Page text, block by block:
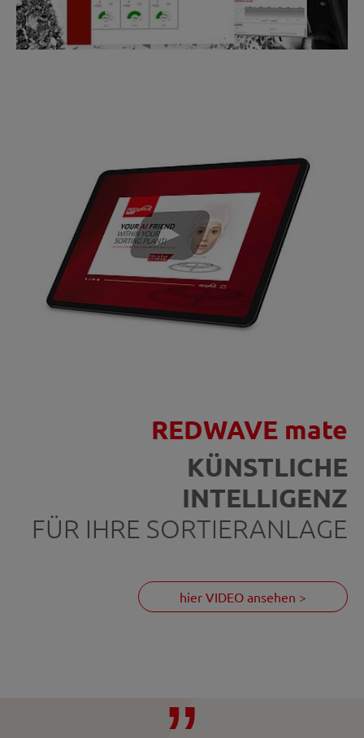
REDWAVE mate
KÜNSTLICHE
INTELLIGENZ
FÜR IHRE SORTIERANLAGE
hier VIDEO ansehen >